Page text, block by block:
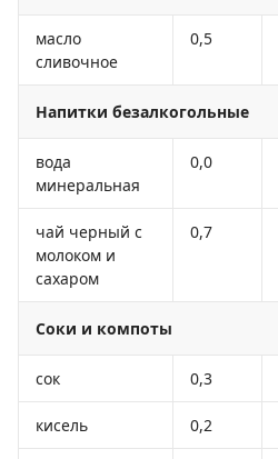
масло
сливочное
0,5
Напитки безалкогольные
вода
минеральная
0,0
чай черный с
молоком и
сахаром
0,7
Соки и компоты
сок 0,3
кисель 0,2